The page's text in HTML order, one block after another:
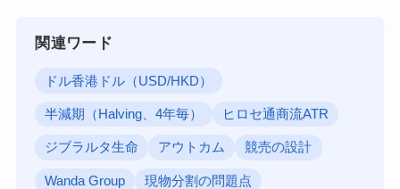
関連ワード
ドル香港ドル（USD/HKD）
半減期（Halving、4年毎） ヒロセ通商流ATR
ジブラルタ生命 アウトカム 競売の設計
Wanda Group 現物分割の問題点